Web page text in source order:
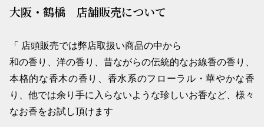
大阪・鶴橋 店舗販売について
「 店頭販売では弊店取扱い商品の中から
和の香り、洋の香り、昔ながらの伝統的なお線香の香り、
本格的な香木の香り、香水系のフローラル・華やかな香
り、他では余り手に入らないような珍しいお香など、様々
なお香をお試し頂けます